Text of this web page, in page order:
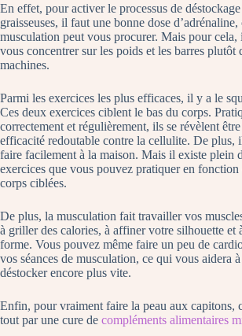
En effet, pour activer le processus de
graisseuses, il faut une bonne dose d’adrénaline,
musculation peut vous procurer. Mais pour
vous concentrer sur les poids et les barres plutôt
machines.
Parmi les exercices les plus efficaces, il y a le
Ces deux exercices ciblent le bas du corps.
correctement et régulièrement, ils se révèlent être
efficacité redoutable contre la cellulite. De plus,
faire facilement à la maison. Mais il existe plein
exercices que vous pouvez pratiquer en fonction
corps ciblées.
De plus, la musculation fait travailler vos
à griller des calories, à affiner votre silhouette et
forme. Vous pouvez même faire un peu de
vos séances de musculation, ce qui vous aidera
déstocker encore plus vite.
Enfin, pour vraiment faire la peau aux capitons,
tout par une cure de compléments alimentaires